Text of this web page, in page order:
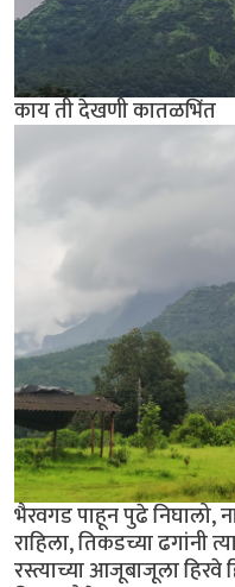
काय ती देखणी कातळभिंत
भैरवगड पाहून पुढे निघालो,
राहिला, तिकडच्या ढगांनी
रस्त्याच्या आजूबाजूला हिरवे